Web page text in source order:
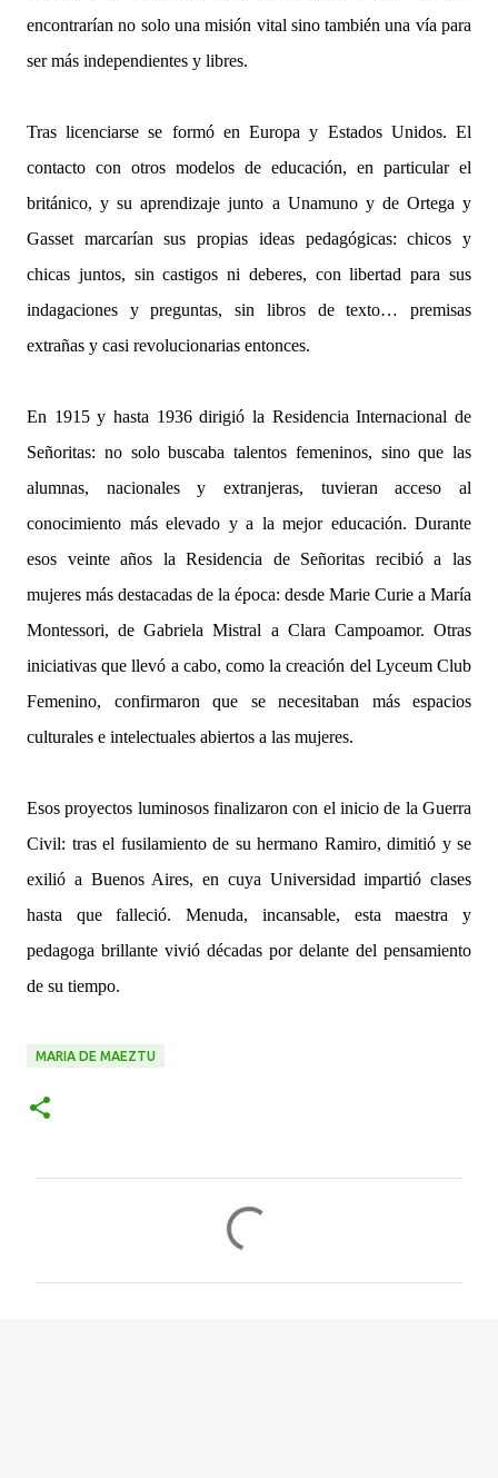
encontrarían no solo una misión vital sino también una vía para
ser más independientes y libres.
Tras licenciarse se formó en Europa y Estados Unidos. El
contacto con otros modelos de educación, en particular el
británico, y su aprendizaje junto a Unamuno y de Ortega y
Gasset marcarían sus propias ideas pedagógicas: chicos y
chicas juntos, sin castigos ni deberes, con libertad para sus
indagaciones y preguntas, sin libros de texto… premisas
extrañas y casi revolucionarias entonces.
En 1915 y hasta 1936 dirigió la Residencia Internacional de
Señoritas: no solo buscaba talentos femeninos, sino que las
alumnas, nacionales y extranjeras, tuvieran acceso al
conocimiento más elevado y a la mejor educación. Durante
esos veinte años la Residencia de Señoritas recibió a las
mujeres más destacadas de la época: desde Marie Curie a María
Montessori, de Gabriela Mistral a Clara Campoamor. Otras
iniciativas que llevó a cabo, como la creación del Lyceum Club
Femenino, confirmaron que se necesitaban más espacios
culturales e intelectuales abiertos a las mujeres.
Esos proyectos luminosos finalizaron con el inicio de la Guerra
Civil: tras el fusilamiento de su hermano Ramiro, dimitió y se
exilió a Buenos Aires, en cuya Universidad impartió clases
hasta que falleció. Menuda, incansable, esta maestra y
pedagoga brillante vivió décadas por delante del pensamiento
de su tiempo.
MARIA DE MAEZTU